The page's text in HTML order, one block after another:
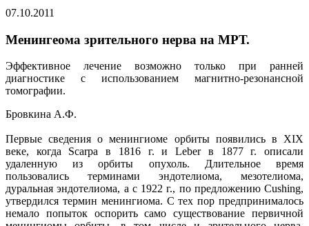
07.10.2011
Менингеома зрительного нерва на МРТ.
Эффективное лечение возможно только при ранней
диагностике с использованием магнитно-резонансной
томографии.
Бровкина А.Ф.
Первые сведения о менингиоме орбиты появились в XIX
веке, когда Scarpa в 1816 г. и Leber в 1877 г. описали
удаленную из орбиты опухоль. Длительное время
пользовались терминами эндотелиома, мезотелиома,
дуральная эндотелиома, а с 1922 г., по предложению Cushing,
утвердился термин менингиома. С тех пор предпринималось
немало попыток оспорить само существование первичной